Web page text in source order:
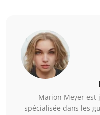
Marion Meyer est
spécialisée dans les